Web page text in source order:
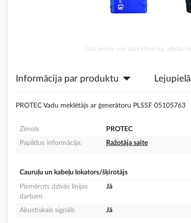
sākumu
Īsta prece var atšķirties no attēlā
Informācija par produktu
PROTEC Vadu meklētājs ar ģenerātoru PLSSF 05105763
Zīmols
PROTEC
Papildus informācija:
Ražotāja saite
Cauruļu un kabeļu lokators/šķirotājs
Piemērots dzīvās līnijas
darbam
Jā
Akustiskais signāls Jā